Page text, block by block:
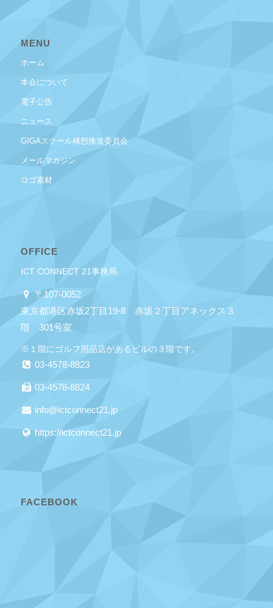
MENU
ホーム
本会について
電子公告
ニュース
GIGAスクール構想推進委員会
メールマガジン
ロゴ素材
OFFICE
ICT CONNECT 21事務局
〒107-0052
東京都港区赤坂2丁目19-8 赤坂２丁目アネックス３
階 301号室
※１階にゴルフ用品店があるビルの３階です。
03-4578-8823
03-4578-8824
info@ictconnect21.jp
https://ictconnect21.jp
FACEBOOK